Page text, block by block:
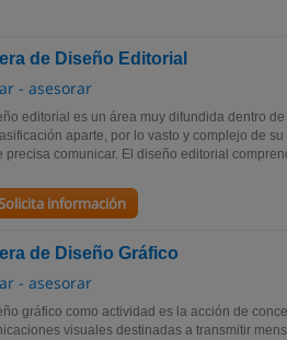
de Diseño Editorial
- asesorar
editorial es un área muy difundida dentro
aparte, por lo vasto y complejo de
precisa comunicar. El diseño editorial
información
de Diseño Gráfico
- asesorar
gráfico como actividad es la acción de
visuales destinadas a transmitir